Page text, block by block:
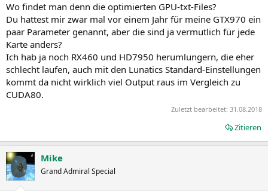
Wo findet man denn die optimierten GPU-txt-Files?
Du hattest mir zwar mal vor einem Jahr für meine GTX970 ein
paar Parameter genannt, aber die sind ja vermutlich für jede
Karte anders?
Ich hab ja noch RX460 und HD7950 herumlungern, die eher
schlecht laufen, auch mit den Lunatics Standard-Einstellungen
kommt da nicht wirklich viel Output raus im Vergleich zu
CUDA80.
Zuletzt bearbeitet: 31.08.2018
Zitieren
Mike
Grand Admiral Special